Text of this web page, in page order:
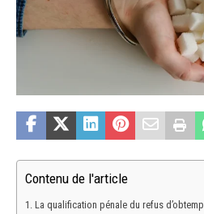
Contenu de l'article
La qualification pénale du refus